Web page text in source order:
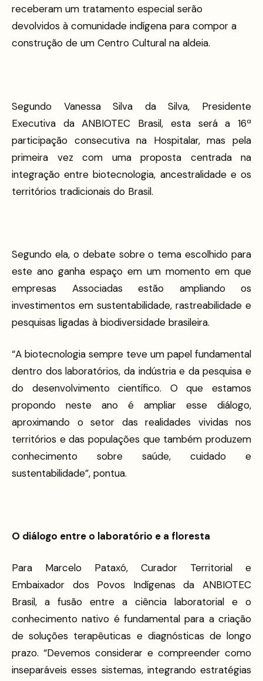
receberam um tratamento especial serão
devolvidos à comunidade indígena para compor a
construção de um Centro Cultural na aldeia.
Segundo Vanessa Silva da Silva, Presidente
Executiva da ANBIOTEC Brasil, esta será a 16ª
participação consecutiva na Hospitalar, mas pela
primeira vez com uma proposta centrada na
integração entre biotecnologia, ancestralidade e os
territórios tradicionais do Brasil.
Segundo ela, o debate sobre o tema escolhido para
este ano ganha espaço em um momento em que
empresas Associadas estão ampliando os
investimentos em sustentabilidade, rastreabilidade e
pesquisas ligadas à biodiversidade brasileira.
“A biotecnologia sempre teve um papel fundamental
dentro dos laboratórios, da indústria e da pesquisa e
do desenvolvimento científico. O que estamos
propondo neste ano é ampliar esse diálogo,
aproximando o setor das realidades vividas nos
territórios e das populações que também produzem
conhecimento sobre saúde, cuidado e
sustentabilidade”, pontua.
O diálogo entre o laboratório e a floresta
Para Marcelo Pataxó, Curador Territorial e
Embaixador dos Povos Indígenas da ANBIOTEC
Brasil, a fusão entre a ciência laboratorial e o
conhecimento nativo é fundamental para a criação
de soluções terapêuticas e diagnósticas de longo
prazo. “Devemos considerar e compreender como
inseparáveis esses sistemas, integrando estratégias